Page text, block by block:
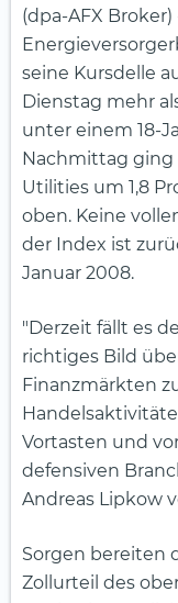
(dpa-AFX
seine Kursdelle
Dienstag mehr
unter einem 18-
Nachmittag ging
Utilities um 1,8
oben. Keine
der Index ist
Januar 2008.
"Derzeit fällt es
richtiges Bild
Finanzmärkten
Vortasten und
defensiven
Andreas Lipkow
Sorgen bereiten
Zollurteil des